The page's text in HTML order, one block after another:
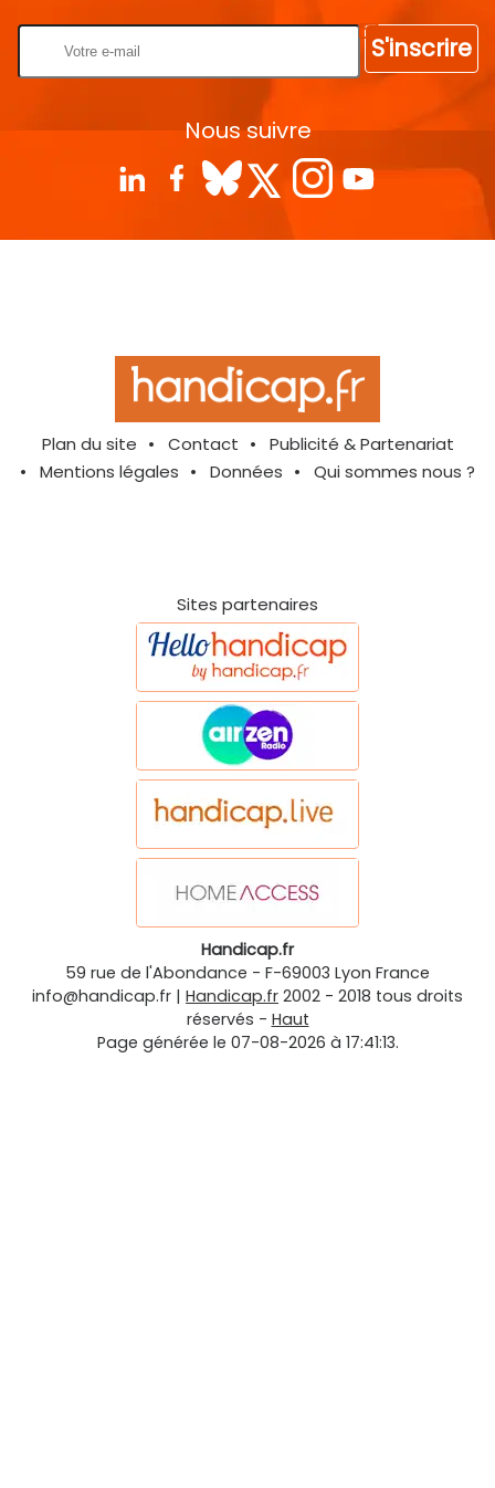
S'inscrire
Nous suivre
Plan du site Contact
Publicité & Partenariat
Mentions légales
Données Qui sommes nous ?
Sites partenaires
Handicap.fr
59 rue de l'Abondance - F-69003 Lyon France
info@handicap.fr | Handicap.fr 2002 - 2018 tous droits
réservés - Haut
Page générée le 07-08-2026 à 17:41:13.